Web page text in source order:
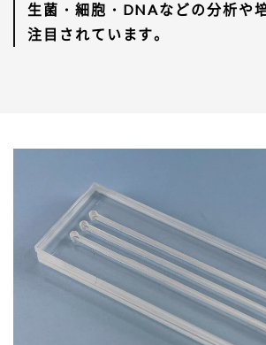
生菌・細胞・DNAなどの分析や
注目されています。